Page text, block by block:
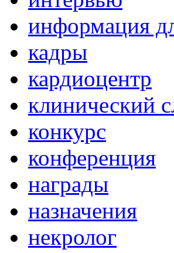
информация
кадры
кардиоцентр
клинический
конкурс
конференция
награды
назначения
некролог